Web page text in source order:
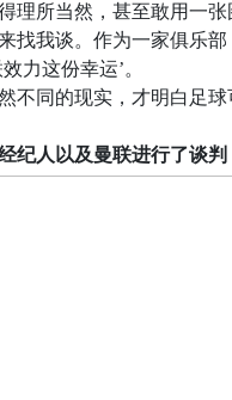
理所当然，甚至敢用一张
找我谈。作为一家俱乐
力这份幸运’。
不同的现实，才明白足
纪人以及曼联进行了谈判